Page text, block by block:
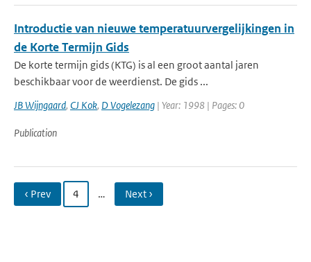
Introductie van nieuwe temperatuurvergelijkingen in
de Korte Termijn Gids
De korte termijn gids (KTG) is al een groot aantal jaren
beschikbaar voor de weerdienst. De gids ...
JB Wijngaard, CJ Kok, D Vogelezang | Year: 1998 | Pages: 0
Publication
‹ Prev 4 … Next ›